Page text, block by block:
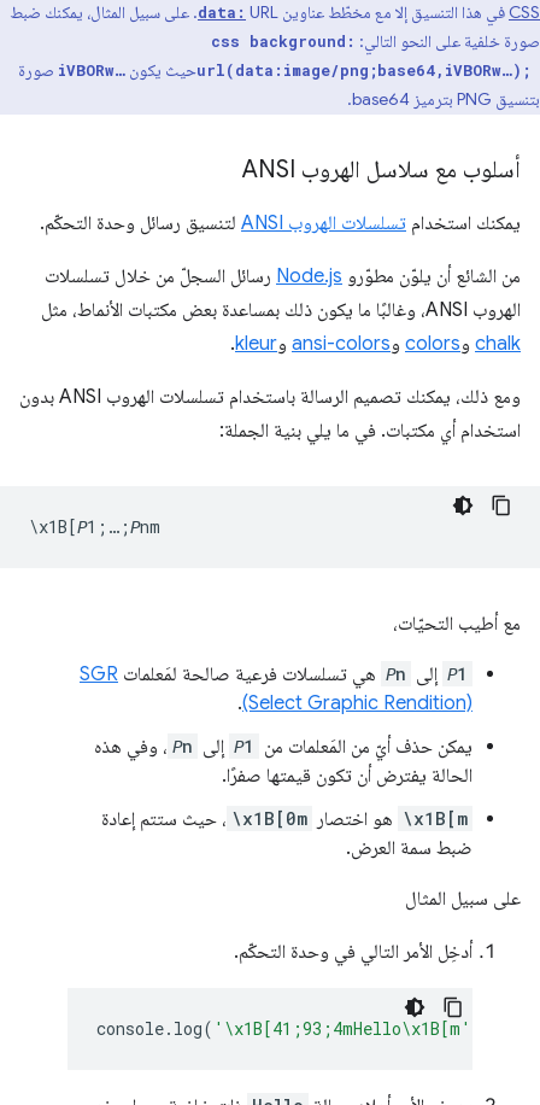
CSS في هذا التنسيق إلا مع مخطّط عناوين URL data:. على سبيل المثال، يمكنك ضبط
صورة خلفية على النحو التالي: css background:
url(data:image/png;base64,iVBORw…);حيث يكون iVBORw… صورة
بتنسيق PNG بترميز base64.
أسلوب مع سلاسل الهروب ANSI
يمكنك استخدام تسلسلات الهروب ANSI لتنسيق رسائل وحدة التحكّم.
من الشائع أن يلوّن مطوّرو Node.js رسائل السجلّ من خلال تسلسلات
الهروب ANSI، وغالبًا ما يكون ذلك بمساعدة بعض مكتبات الأنماط، مثل
chalk وcolors وansi-colors وkleur
.
ومع ذلك، يمكنك تصميم الرسالة باستخدام تسلسلات الهروب ANSI بدون
استخدام أي مكتبات. في ما يلي بنية الجملة:
مع أطيب التحيّات،
𝘗1 إلى 𝘗n هي تسلسلات فرعية صالحة لمَعلمات SGR
(Select Graphic Rendition)
.
يمكن حذف أيّ من المَعلمات من
𝘗1 إلى 𝘗n ، وفي هذه
الحالة يفترض أن تكون قيمتها صفرًا.
\x1B[m هو اختصار \x1B[0m ، حيث ستتم إعادة
ضبط سمة العرض.
على سبيل المثال
أدخِل الأمر التالي في وحدة التحكّم.
console. log( '\x1B[41;93;4mHello\x1B[m'